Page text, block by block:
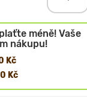
méně! Vaše
nákupu!
Kč
Kč